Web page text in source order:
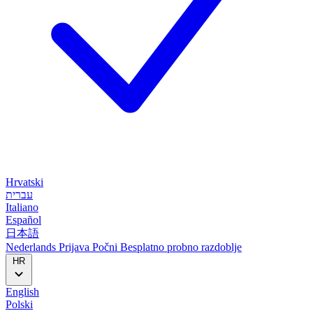
Hrvatski
עברית
Italiano
Español
日本語
Nederlands Prijava Počni Besplatno probno razdoblje
HR
English
Polski